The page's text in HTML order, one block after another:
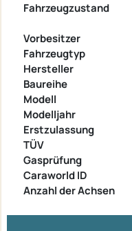
Fahrzeugzustand
Vorbesitzer
Fahrzeugtyp
Hersteller
Baureihe
Modell
Modelljahr
Erstzulassung
TÜV
Gasprüfung
Caraworld ID
Anzahl der Achsen